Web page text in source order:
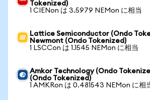
Tokenized)
1 CIENon は 3.5979 NEMon に相当
Lattice Semiconductor (Ondo
Newmont (Ondo Tokenized)
1 LSCCon は 1.1545 NEMon に相当
Amkor Technology (Ondo
(Ondo Tokenized)
1 AMKRon は 0.481543 NEMon に相